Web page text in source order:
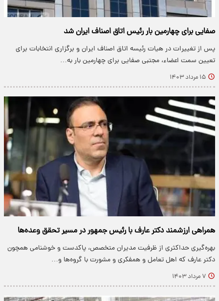
صفایی برای چهارمین بار رئیس اتاق اصناف ایران شد
پس از تغییرات در هیات رئیسه اتاق اصناف ایران و برگزاری انتخابات برای
تعیین سمت اعضاء، مجتبی صفایی برای چهارمین بار به…
۱۵ مرداد ۱۴۰۳
همراهی ارزشمند دکتر عارف با رئیس جمهور در مسیر تحقق وعده‌ها
بهره‌گیری حداکثری از ظرفیت مدیران متخصص، پاکدست و خوشنامی همچون
دکتر عارف که اهل تعامل و همفکری و مشورت با گروه‌ها و…
۷ مرداد ۱۴۰۳